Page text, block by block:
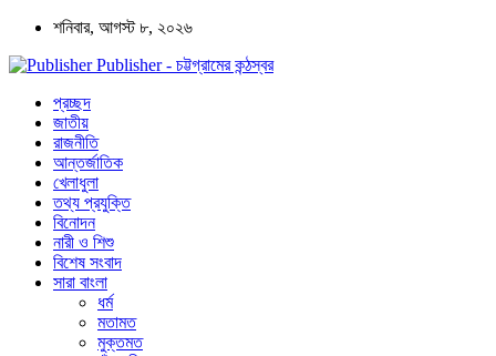
শনিবার, আগস্ট ৮, ২০২৬
Publisher - চট্টগ্রামের কন্ঠস্বর
প্রচ্ছদ
জাতীয়
রাজনীতি
আন্তর্জাতিক
খেলাধুলা
তথ্য প্রযুক্তি
বিনোদন
নারী ও শিশু
বিশেষ সংবাদ
সারা বাংলা
ধর্ম
মতামত
মুক্তমত